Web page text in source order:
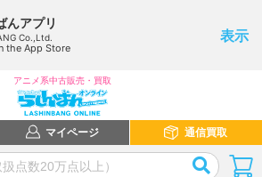
んアプリ
Co.,Ltd.
the App Store
表示
アニメ系中古販売・買取
マイページ 通信買取